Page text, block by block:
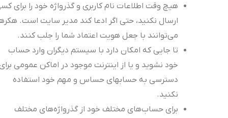
هیچ وقت اطلاعات نام کاربری و گذرواژه‌ خود را برای کسی
ارسال نکنید، حتی اگر ادعا کند مدیر سایت است. هکرها
می‌توانند با جعل هویت اعتماد شما را جلب کنند.
تا جایی که امکان دارد با سیستم دیگران وارد حساب
خود نشوید و یا از اینترنت موجود در اماکن عمومی برای
دسترسی به حسابهای حساس و مهم خود استفاده
نکنید.
برای حساب‌های مختلف خود از گذرواژه‌های مختلف